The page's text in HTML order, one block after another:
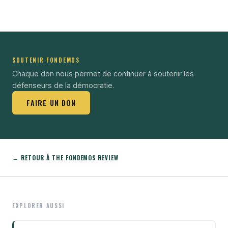
SOUTENIR FONDEMOS
Chaque don nous permet de continuer à soutenir les
défenseurs de la démocratie.
FAIRE UN DON
← RETOUR À THE FONDEMOS REVIEW
EXPLORER AUSSI